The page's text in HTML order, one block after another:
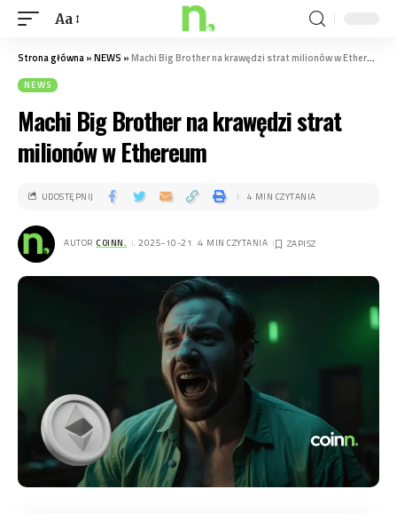
Aa
Strona główna»NEWS »Machi Big Brother na krawędzi strat milionów w Ethereum
NEWS
Machi Big Brother na krawędzi strat
milionów w Ethereum
AUTOR COINN. . 2025-10-21 4 MIN CZYTANIA
UDOSTĘPNIJ 4 MIN CZYTANIA